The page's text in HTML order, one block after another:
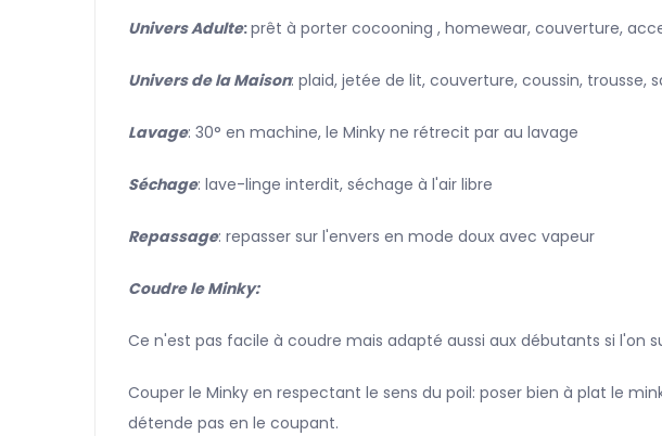
Univers Adulte:prêt à porter cocooning , homewear, couverture,
Univers de la Maison: plaid, jetée de lit, couverture, coussin, trousse,
Lavage: 30° en machine, le Minky ne rétrecit par au lavage
Séchage: lave-linge interdit, séchage à l'air libre
Repassage: repasser sur l'envers en mode doux avec vapeur
Coudre le Minky:
Ce n'est pas facile à coudre mais adapté aussi aux débutants si l'on
Couper le Minky en respectant le sens du poil: poser bien à plat le
détende pas en le coupant.